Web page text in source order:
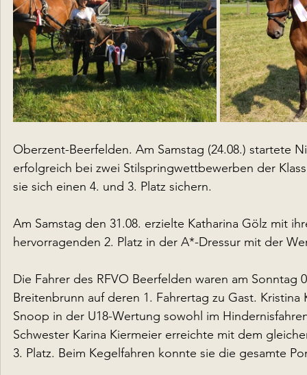
Oberzent-Beerfelden. Am Samstag (24.08.) startete
erfolgreich bei zwei Stilspringwettbewerben der
sie sich einen 4. und 3. Platz sichern.
Am Samstag den 31.08. erzielte Katharina Gölz mit
hervorragenden 2. Platz in der A*-Dressur mit der
Die Fahrer des RFVO Beerfelden waren am
Breitenbrunn auf deren 1. Fahrertag zu Gast.
Snoop in der U18-Wertung sowohl im
Schwester Karina Kiermeier erreichte mit dem
3. Platz. Beim Kegelfahren konnte sie die gesamte